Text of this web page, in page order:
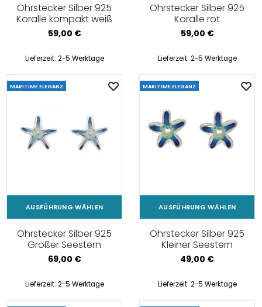
Ohrstecker Silber 925
Koralle kompakt weiß
59,00 €
Lieferzeit: 2-5 Werktage
Ohrstecker Silber 925
Koralle rot
59,00 €
Lieferzeit: 2-5 Werktage
MARITIME ELEGANZ
AUSFÜHRUNG WÄHLEN
Ohrstecker Silber 925
Großer Seestern
69,00 €
Lieferzeit: 2-5 Werktage
MARITIME ELEGANZ
AUSFÜHRUNG WÄHLEN
Ohrstecker Silber 925
Kleiner Seestern
49,00 €
Lieferzeit: 2-5 Werktage